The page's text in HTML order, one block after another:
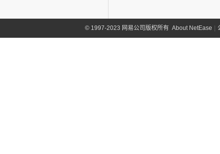
©1997-2023 网易公司版权所有 About NetEase